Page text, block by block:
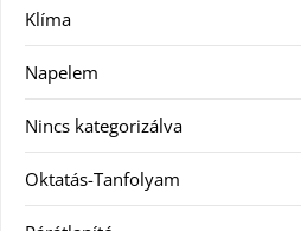
Klíma
Napelem
Nincs kategorizálva
Oktatás-Tanfolyam